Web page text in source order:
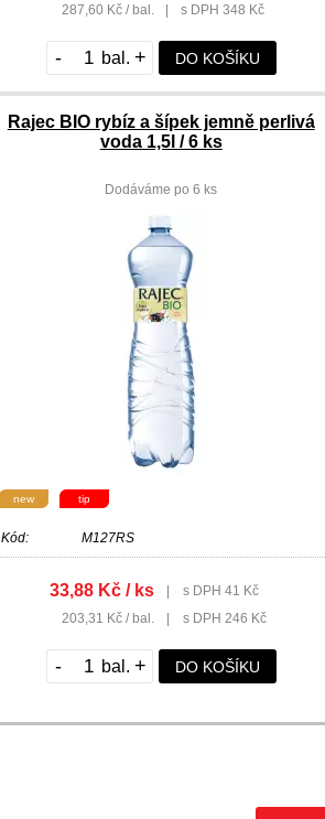
287,60 Kč / bal.
s DPH 348 Kč
- + DO KOŠÍKU
Rajec BIO rybíz a šípek jemně perlivá
voda 1,5l / 6 ks
Dodáváme po 6 ks
new tip
Kód: M127RS
33,88 Kč / ks
s DPH 41 Kč
203,31 Kč / bal.
s DPH 246 Kč
- + DO KOŠÍKU